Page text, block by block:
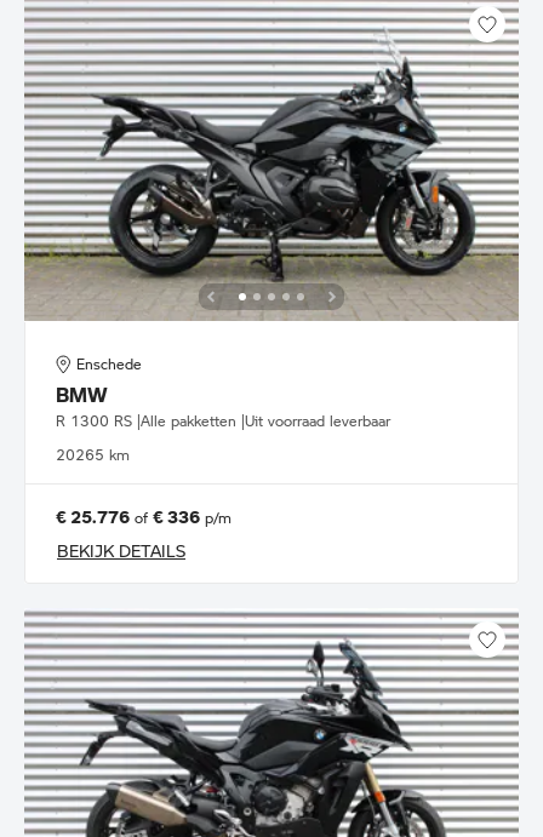
Enschede
BMW
R 1300 RS |Alle pakketten |Uit voorraad leverbaar
20265 km
€ 25.776 of € 336 p/m
BEKIJK DETAILS